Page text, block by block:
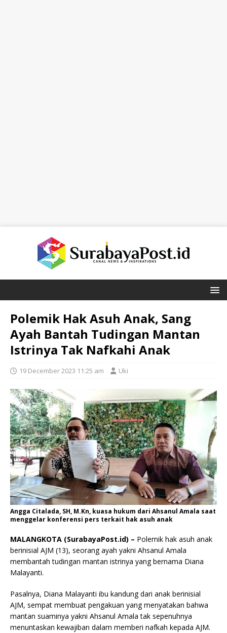
Polemik Hak Asuh Anak, Sang
Ayah Bantah Tudingan Mantan
Istrinya Tak Nafkahi Anak
19 December 2023 11:25 am Uki
Angga Citalada, SH, M.Kn, kuasa hukum dari Ahsanul Amala saat
menggelar konferensi pers terkait hak asuh anak
MALANGKOTA (SurabayaPost.id) – Polemik hak asuh anak
berinisial AJM (13), seorang ayah yakni Ahsanul Amala
membantah tudingan mantan istrinya yang bernama Diana
Malayanti.
Pasalnya, Diana Malayanti ibu kandung dari anak berinisial
AJM, sempat membuat pengakuan yang menyatakan bahwa
mantan suaminya yakni Ahsanul Amala tak sepenuhnya
menuntaskan kewajiban dalam memberi nafkah kepada AJM.